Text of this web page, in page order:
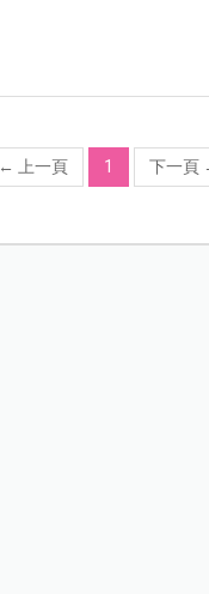
← 上一頁 1 下一頁